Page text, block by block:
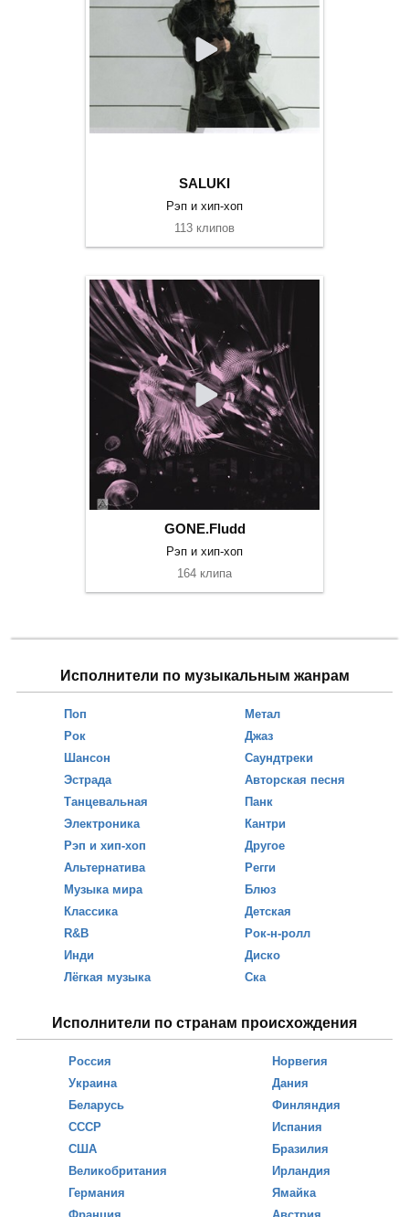
SALUKI
Рэп и хип-хоп
113 клипов
GONE.Fludd
Рэп и хип-хоп
164 клипа
Исполнители по музыкальным жанрам
Поп
Рок
Шансон
Эстрада
Танцевальная
Электроника
Рэп и хип-хоп
Альтернатива
Музыка мира
Классика
R&B
Инди
Лёгкая музыка
Метал
Джаз
Саундтреки
Авторская песня
Панк
Кантри
Другое
Регги
Блюз
Детская
Рок-н-ролл
Диско
Ска
Исполнители по странам происхождения
Россия
Украина
Беларусь
СССР
США
Великобритания
Германия
Норвегия
Дания
Финляндия
Испания
Бразилия
Ирландия
Ямайка